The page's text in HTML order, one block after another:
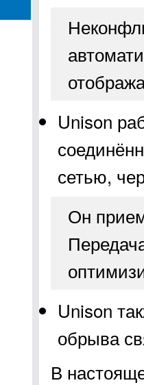
Unison
сетью,
Он
Unison
обрыва
В